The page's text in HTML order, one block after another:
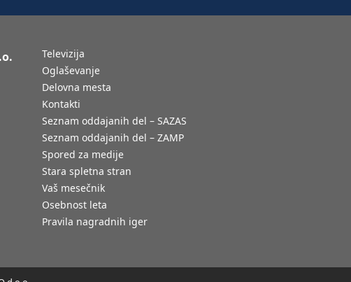
Televizija
Oglaševanje
Delovna mesta
Kontakti
Seznam oddajanih del – SAZAS
Seznam oddajanih del – ZAMP
Spored za medije
Stara spletna stran
Vaš mesečnik
Osebnost leta
Pravila nagradnih iger